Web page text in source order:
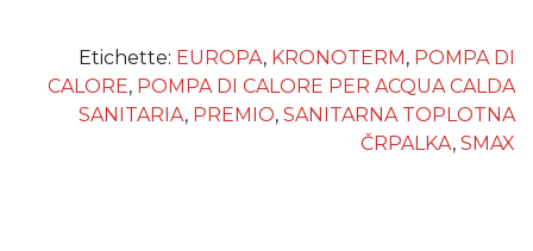
Etichette: EUROPA, KRONOTERM, POMPA DI
CALORE, POMPA DI CALORE PER ACQUA CALDA
SANITARIA, PREMIO, SANITARNA TOPLOTNA
ČRPALKA, SMAX